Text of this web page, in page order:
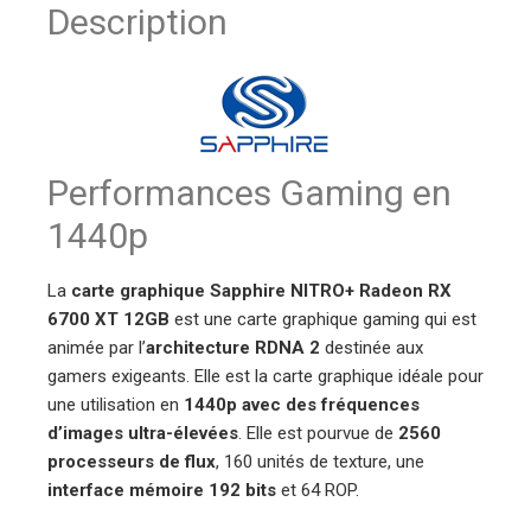
Description
Performances Gaming en
1440p
La carte graphique Sapphire NITRO+ Radeon RX
6700 XT 12GB est une carte graphique gaming qui est
animée par l’architecture RDNA 2 destinée aux
gamers exigeants. Elle est la carte graphique idéale pour
une utilisation en 1440p avec des fréquences
d’images ultra-élevées. Elle est pourvue de 2560
processeurs de flux, 160 unités de texture, une
interface mémoire 192 bits et 64 ROP.